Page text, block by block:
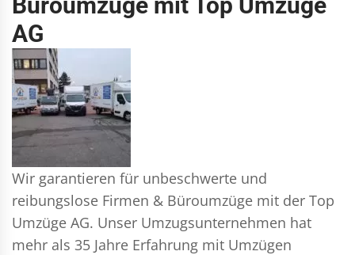
AG
Wir garantieren für unbeschwerte und
reibungslose Firmen & Büroumzüge mit der Top
Umzüge AG. Unser Umzugsunternehmen hat
mehr als 35 Jahre Erfahrung mit Umzügen